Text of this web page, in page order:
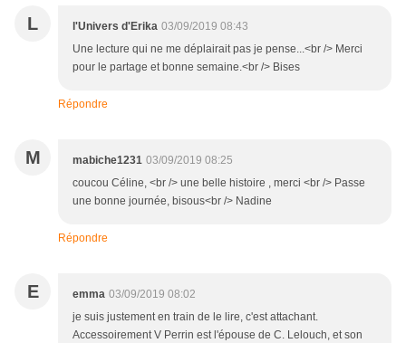
L l'Univers d'Erika 03/09/2019 08:43
Une lecture qui ne me déplairait pas je pense...<br /> Merci
pour le partage et bonne semaine.<br /> Bises
Répondre
M mabiche1231 03/09/2019 08:25
coucou Céline, <br /> une belle histoire , merci <br /> Passe
une bonne journée, bisous<br /> Nadine
Répondre
E emma 03/09/2019 08:02
je suis justement en train de le lire, c'est attachant.
Accessoirement V Perrin est l'épouse de C. Lelouch, et son